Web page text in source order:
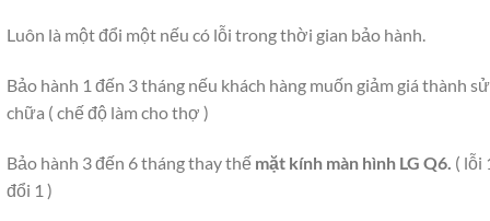
Luôn là một đổi một nếu có lỗi trong thời gian bảo hành.
Bảo hành 1 đến 3 tháng nếu khách hàng muốn giảm giá thành
chữa ( chế độ làm cho thợ )
Bảo hành 3 đến 6 tháng thay thế mặt kính màn hình LG Q6. ( lỗi
đổi 1 )